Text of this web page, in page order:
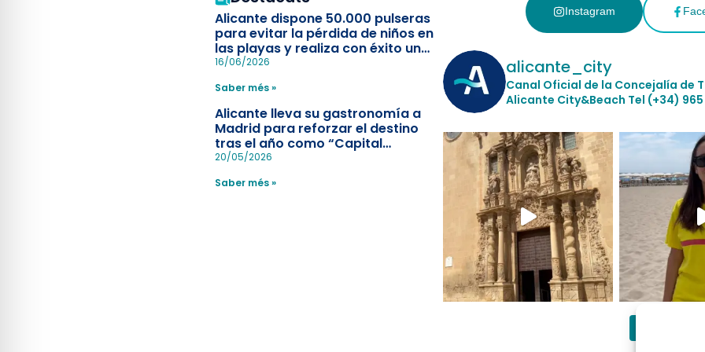
Alicante dispone 50.000 pulseras
para evitar la pérdida de niños en
las playas y realiza con éxito un
simulacro de socorrismo
16/06/2026
Saber més »
Alicante lleva su gastronomía a
Madrid para reforzar el destino
tras el año como “Capital
Española”
20/05/2026
Saber més »
Instagram
alicante_city
Canal Oficial de la Concejalía de
Alicante City&Beach Tel (+34) 965